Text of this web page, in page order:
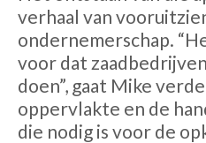
verhaal van
ondernemerschap.
voor dat
doen”, gaat Mike
oppervlakte en de
die nodig is voor de